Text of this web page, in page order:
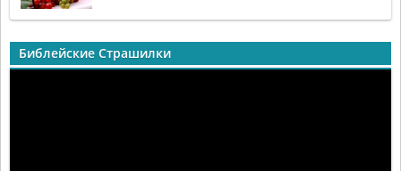
Библейские Страшилки